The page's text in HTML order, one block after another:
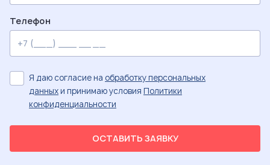
Телефон
ОСТАВИТЬ ЗАЯВКУ
Я даю согласие на обработку персональных
данныхи принимаю условия Политики
конфиденциальности